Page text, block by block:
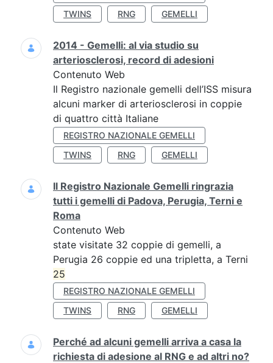
TWINS
RNG GEMELLI
2014 - Gemelli: al via studio su
arteriosclerosi, record di adesioni
Contenuto Web
Il Registro nazionale gemelli dell’ISS misura
alcuni marker di arteriosclerosi in coppie
di quattro città Italiane
REGISTRO NAZIONALE GEMELLI
TWINS
RNG GEMELLI
Il Registro Nazionale Gemelli ringrazia
tutti i gemelli di Padova, Perugia, Terni e
Roma
Contenuto Web
state visitate 32 coppie di gemelli, a
Perugia 26 coppie ed una tripletta, a Terni
25
REGISTRO NAZIONALE GEMELLI
TWINS
RNG GEMELLI
Perché ad alcuni gemelli arriva a casa la
richiesta di adesione al RNG e ad altri no?